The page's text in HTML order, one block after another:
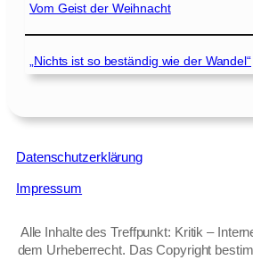
Vom Geist der Weihnacht
„Nichts ist so beständig wie der Wandel“
Datenschutzerklärung
Impressum
Alle Inhalte des Treffpunkt: Kritik –
dem Urheberrecht. Das Copyright